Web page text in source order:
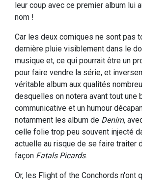
leur coup avec ce premier album lui
nom !
Car les deux comiques ne sont pas
dernière pluie visiblement dans le
musique et, ce qui pourrait être un
pour faire vendre la série, et
véritable album aux qualités
desquelles on notera avant tout une
communicative et un humour
notamment les album de Denim,
celle folie trop peu souvent injecté
actuelle au risque de se faire traiter
façon Fatals Picards.
Or, les Flight of the Conchords n'ont